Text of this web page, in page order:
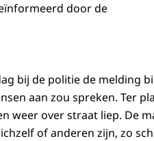
door de
bij de politie de melding
aan zou spreken. Ter
weer over straat liep. De
of anderen zijn, zo